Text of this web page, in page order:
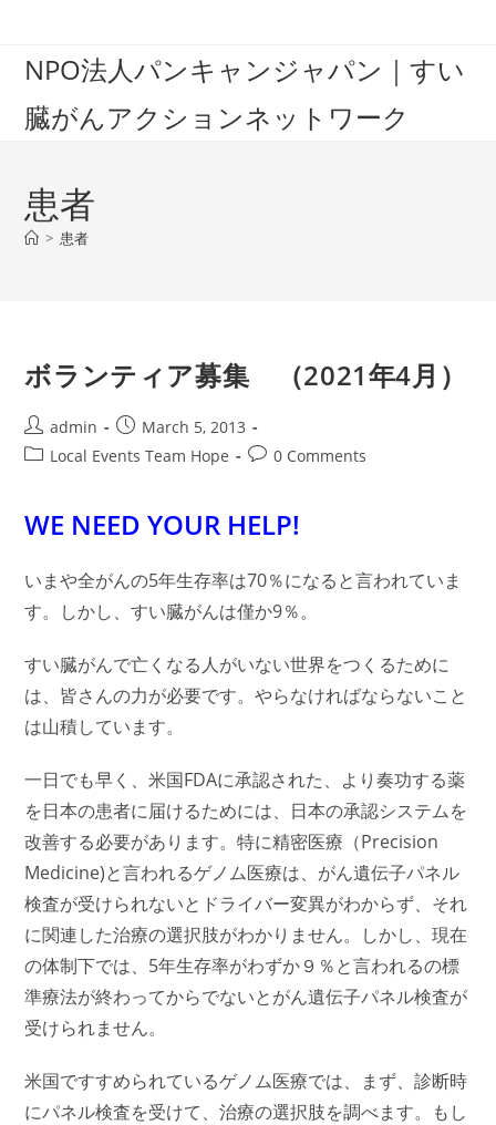
contentNPO法人パンキャンジャパン｜すい
臓がんアクションネットワーク
患者
> 患者
ボランティア募集 （2021年4月）
Post
author:
admin
Post
published:
March 5, 2013
PostLocal Events Team Hope
Post0 Comments
WE NEED YOUR HELP!
いまや全がんの5年生存率は70％になると言われていま
す。しかし、すい臓がんは僅か9％。
すい臓がんで亡くなる人がいない世界をつくるために
は、皆さんの力が必要です。やらなければならないこと
は山積しています。
一日でも早く、米国FDAに承認された、より奏功する薬
を日本の患者に届けるためには、日本の承認システムを
改善する必要があります。特に精密医療（Precision
Medicine)と言われるゲノム医療は、がん遺伝子パネル
検査が受けられないとドライバー変異がわからず、それ
に関連した治療の選択肢がわかりません。しかし、現在
の体制下では、 5年生存率がわずか９％と言われるの標
準療法が終わってからでないとがん遺伝子パネル検査が
受けられません。
米国ですすめられているゲノム医療では、まず、診断時
にパネル検査を受けて、治療の選択肢を調べます。もし